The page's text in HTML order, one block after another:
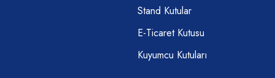
Stand Kutular
E-Ticaret Kutusu
Kuyumcu Kutuları